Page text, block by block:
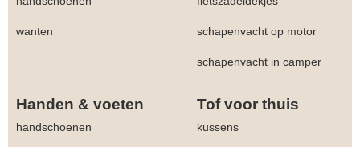
wanten schapenvacht op motor
schapenvacht in camper
Handen & voeten Tof voor thuis
handschoenen kussens